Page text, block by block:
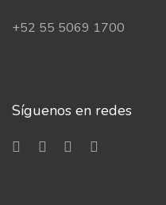
+52 55 5069 1700
Síguenos en redes